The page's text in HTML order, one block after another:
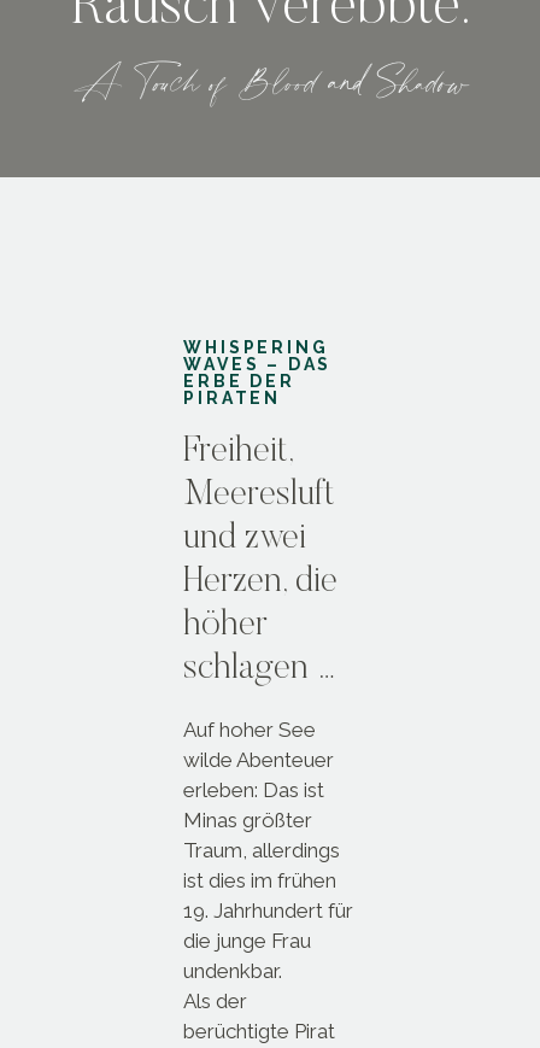
A Touch of Blood and Shadow
WHISPERING
WAVES – DAS
ERBE DER
PIRATEN
Freiheit,
Meeresluft
und zwei
Herzen, die
höher
schlagen …
Auf hoher See
wilde Abenteuer
erleben: Das ist
Minas größter
Traum, allerdings
ist dies im frühen
19. Jahrhundert für
die junge Frau
undenkbar.
Als der
berüchtigte Pirat